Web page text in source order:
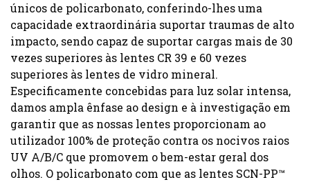
únicos de policarbonato, conferindo-lhes uma
capacidade extraordinária suportar traumas de alto
impacto, sendo capaz de suportar cargas mais de 30
vezes superiores às lentes CR 39 e 60 vezes
superiores às lentes de vidro mineral.
Especificamente concebidas para luz solar intensa,
damos ampla ênfase ao design e à investigação em
garantir que as nossas lentes proporcionam ao
utilizador 100% de proteção contra os nocivos raios
UV A/B/C que promovem o bem-estar geral dos
olhos. O policarbonato com que as lentes SCN-PP™